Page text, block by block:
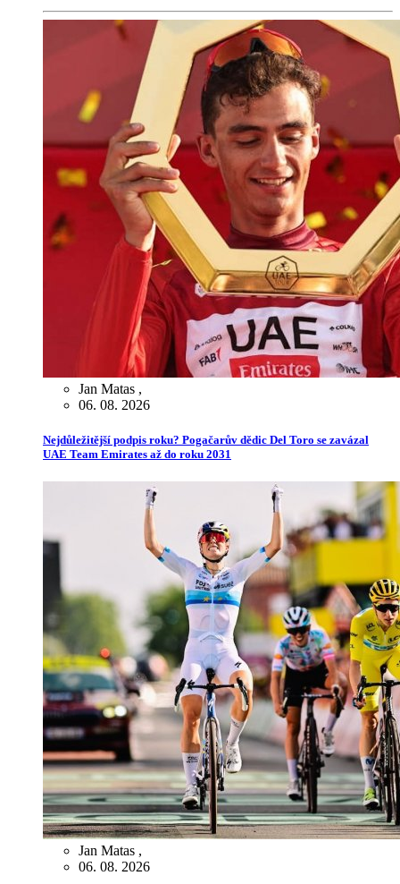
Jan Matas ,
06. 08. 2026
Nejdůležitější podpis roku? Pogačarův dědic Del Toro se zavázal
UAE Team Emirates až do roku 2031
Jan Matas ,
06. 08. 2026